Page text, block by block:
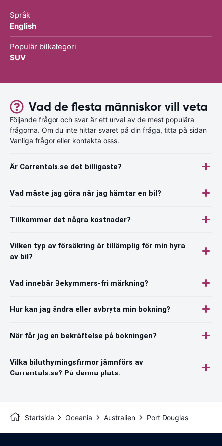
Språk
English
Populär bilkategori
SUV
Vad de flesta människor vill veta
Följande frågor och svar är ett urval av de mest populära
frågorna. Om du inte hittar svaret på din fråga, titta på sidan
Vanliga frågor eller kontakta osss.
Är Carrentals.se det billigaste?
Vad måste jag göra när jag hämtar en bil?
Tillkommer det några kostnader?
Vilken typ av försäkring är tillämplig för min hyra
av bil?
Vad innebär Bekymmers-fri märkning?
Hur kan jag ändra eller avbryta min bokning?
När får jag en bekräftelse på bokningen?
Vilka biluthyrningsfirmor jämnförs av
Carrentals.se? På denna plats.
Startsida Oceania Australien Port Douglas